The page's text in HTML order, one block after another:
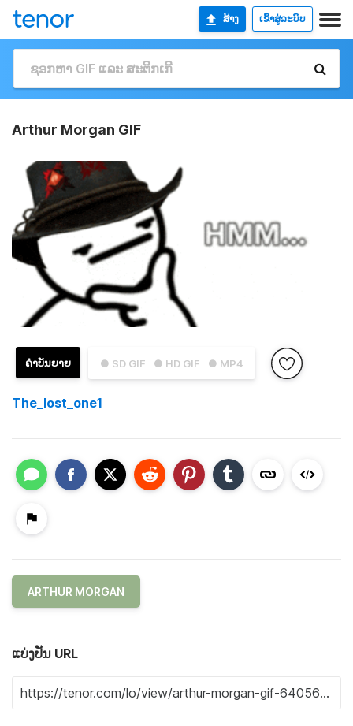
ສ້າງ ເຂົ້າສູ່ລະບົບ
Arthur Morgan GIF
● SD GIF ● HD GIF ● MP4
ຄຳບັນຍາຍ
The_lost_one1
ARTHUR MORGAN
ແບ່ງປັນ URL